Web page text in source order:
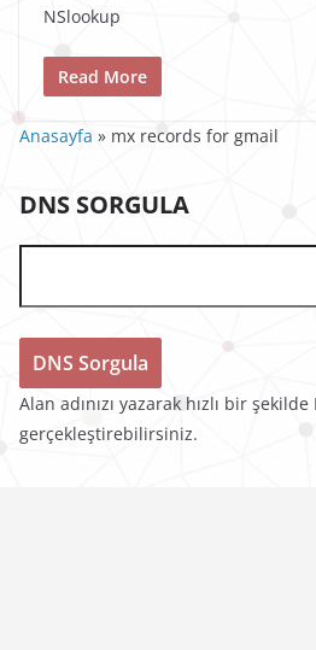
NSlookup
Read More
Anasayfa » mx records for gmail
DNS SORGULA
Alan adınızı yazarak hızlı bir
gerçekleştirebilirsiniz.